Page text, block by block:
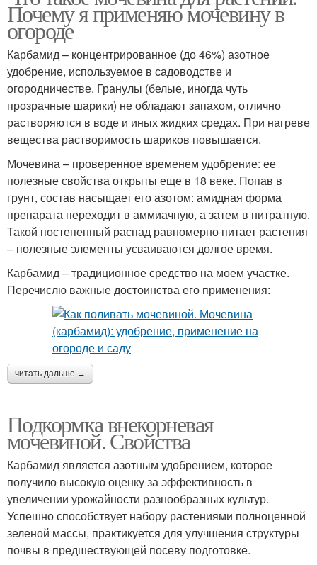
Почему я применяю мочевину в
огороде
Карбамид – концентрированное (до 46%) азотное
удобрение, используемое в садоводстве и
огородничестве. Гранулы (белые, иногда чуть
прозрачные шарики) не обладают запахом, отлично
растворяются в воде и иных жидких средах. При нагреве
вещества растворимость шариков повышается.
Мочевина – проверенное временем удобрение: ее
полезные свойства открыты еще в 18 веке. Попав в
грунт, состав насыщает его азотом: амидная форма
препарата переходит в аммиачную, а затем в нитратную.
Такой постепенный распад равномерно питает растения
– полезные элементы усваиваются долгое время.
Карбамид – традиционное средство на моем участке.
Перечислю важные достоинства его применения:
читать дальше →
Подкормка внекорневая
мочевиной. Свойства
Карбамид является азотным удобрением, которое
получило высокую оценку за эффективность в
увеличении урожайности разнообразных культур.
Успешно способствует набору растениями полноценной
зеленой массы, практикуется для улучшения структуры
почвы в предшествующей посеву подготовке.